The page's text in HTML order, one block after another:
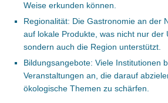
Weise erkunden können.
Regionalität: Die Gastronomie an der
auf lokale Produkte, was nicht nur der
sondern auch die Region unterstützt.
Bildungsangebote: Viele Institutionen
Veranstaltungen an, die darauf
ökologische Themen zu schärfen.